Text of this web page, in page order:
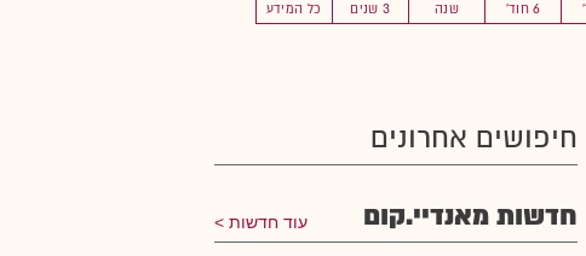
6 חוד' שנה 3 שנים כל המידע
חיפושים אחרונים
חדשות מאנדיי.קום עוד חדשות